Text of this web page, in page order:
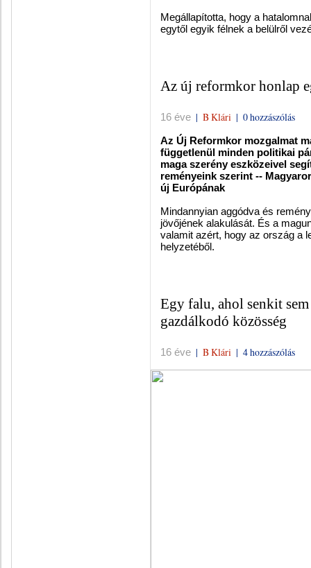
Megállapította, hogy a
egytől egyik félnek a belülről
Az új reformkor honlap
16 éve | B Klári | 0 hozzászólás
Az Új Reformkor mozgalmat
függetlenül minden politikai
maga szerény eszközeivel
reményeink szerint --
új Európának
Mindannyian aggódva és
jövőjének alakulását. És a
valamit azért, hogy az ország a
helyzetéből.
Egy falu, ahol senkit
gazdálkodó közösség
16 éve | B Klári | 4 hozzászólás